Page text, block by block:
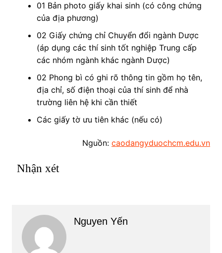
01 Bản photo giấy khai sinh (có công chứng
của địa phương)
02 Giấy chứng chỉ Chuyển đổi ngành Dược
(áp dụng các thí sinh tốt nghiệp Trung cấp
các nhóm ngành khác ngành Dược)
02 Phong bì có ghi rõ thông tin gồm họ tên,
địa chỉ, số điện thoại của thí sinh để nhà
trường liên hệ khi cần thiết
Các giấy tờ ưu tiên khác (nếu có)
Nguồn:caodangyduochcm.edu.vn
Nhận xét
Nguyen Yến